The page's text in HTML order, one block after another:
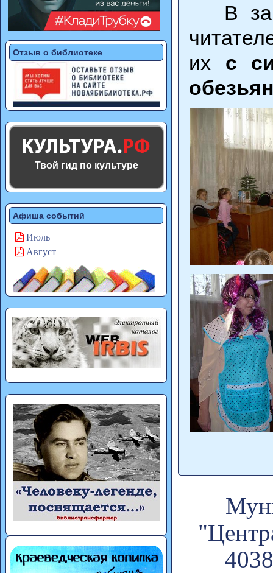
Отзыв о библиотеке
Твой гид по культуре
Афиша событий
Июль
Август
В
их с